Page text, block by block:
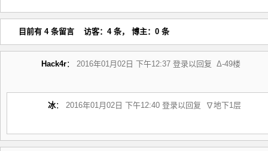
目前有 4 条留言 访客：4 条， 博主：0 条
Hack4r： 2016年01月02日 下午12:37 登录以回复 Δ-49楼
冰： 2016年01月02日 下午12:40 登录以回复 ∇地下1层